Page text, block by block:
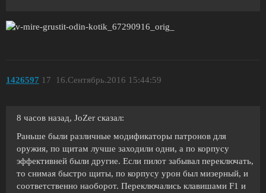
1426597 16.Сентябрь.2016 15:44:59
17
8 часов назад, JoZer сказал:
Раньше были различные модификаторы патронов для
оружия, по щитам лучше заходили одни, а по корпусу
эффективней были другие. Если пилот забывал переключать,
то снимая быстро щиты, по корпусу урон был мизерный, и
соответственно наоборот. Переключались клавишами F1 и